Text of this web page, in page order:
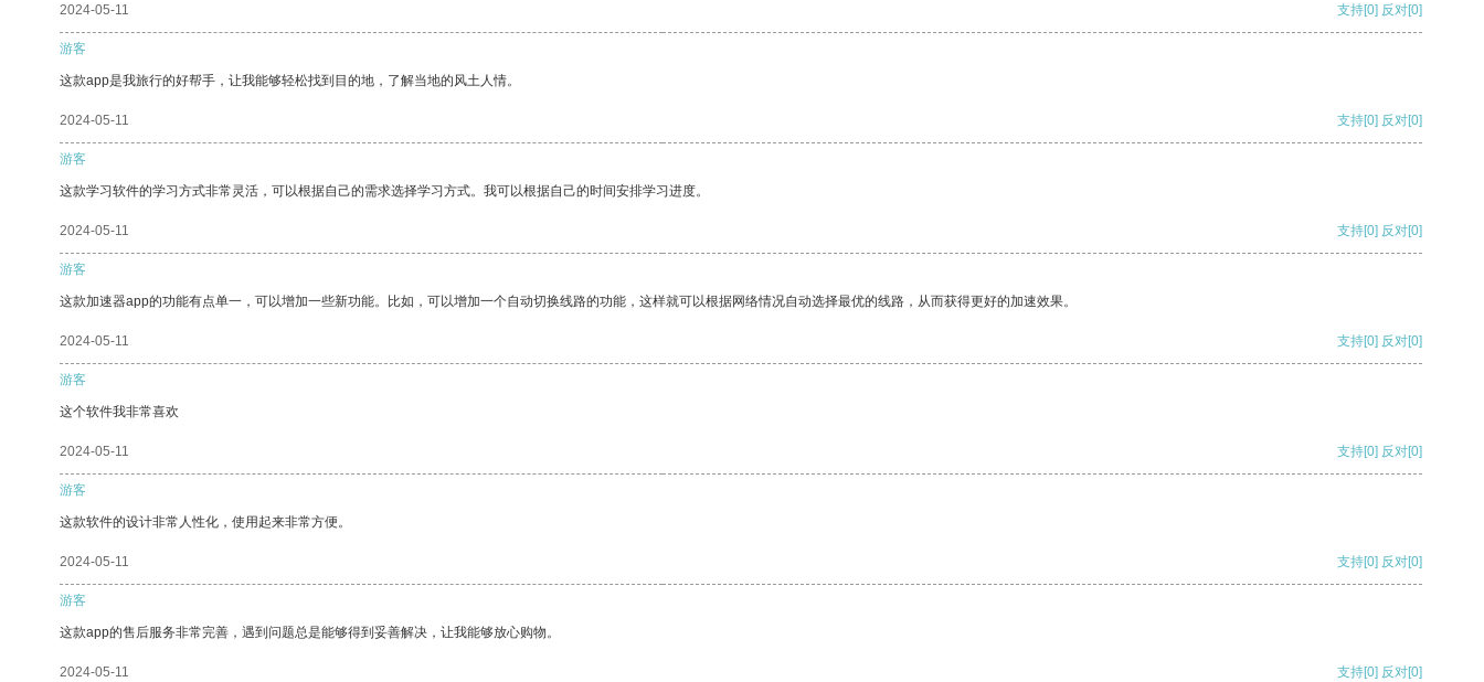
2024-05-11 支持[0] 反对[0]
游客
这款app是我旅行的好帮手，让我能够轻松找到目的地，了解当地的风土人情。
2024-05-11 支持[0] 反对[0]
游客
这款学习软件的学习方式非常灵活，可以根据自己的需求选择学习方式。我可以根据自己的时间安排学习进度。
2024-05-11 支持[0] 反对[0]
游客
这款加速器app的功能有点单一，可以增加一些新功能。比如，可以增加一个自动切换线路的功能，这样就可以根据网络情况自动选择最优的线路，从而获得更好的加速效果。
2024-05-11 支持[0] 反对[0]
游客
这个软件我非常喜欢
2024-05-11 支持[0] 反对[0]
游客
这款软件的设计非常人性化，使用起来非常方便。
2024-05-11 支持[0] 反对[0]
游客
这款app的售后服务非常完善，遇到问题总是能够得到妥善解决，让我能够放心购物。
2024-05-11 支持[0] 反对[0]